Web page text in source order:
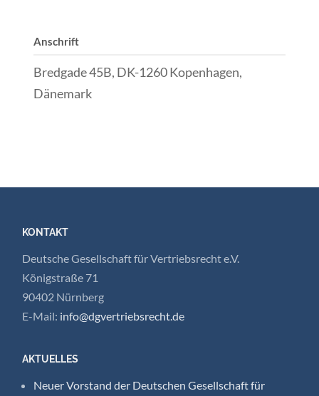
Anschrift
Bredgade 45B, DK-1260 Kopenhagen,
Dänemark
KONTAKT
Deutsche Gesellschaft für Vertriebsrecht e.V.
Königstraße 71
90402 Nürnberg
E-Mail: info@dgvertriebsrecht.de
AKTUELLES
Neuer Vorstand der Deutschen Gesellschaft für